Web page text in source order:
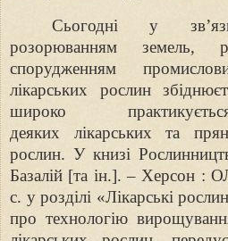
Сьогодні у
розорюванням земель,
спорудженням
лікарських рослин
широко
деяких лікарських та
рослин. У книзі
Базалій [та ін.]. – Херсон :
с. у розділі «Лікарські
про технологію